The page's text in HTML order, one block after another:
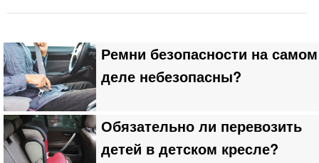
Ремни безопасности на самом
деле небезопасны?
Обязательно ли перевозить
детей в детском кресле?